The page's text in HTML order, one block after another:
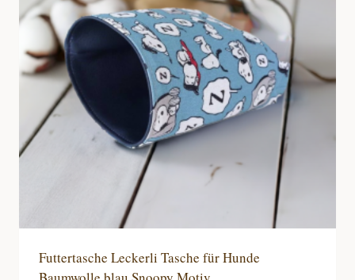
Futtertasche Leckerli Tasche für Hunde